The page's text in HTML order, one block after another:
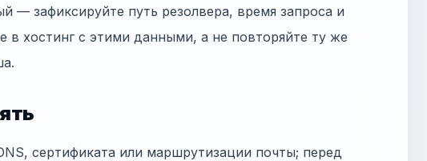
— зафиксируйте путь резолвера, время запроса и
в хостинг с этими данными, а не повторяйте ту же
сертификата или маршрутизации почты; перед